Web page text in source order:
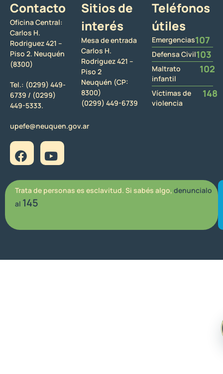
Contacto
Oficina Central:
Carlos H.
Rodriguez 421 –
Piso 2. Neuquén
(8300)
Tel.: (0299) 449-
6739 / (0299)
449-5333.
upefe@neuquen.gov.ar
Sitios de
interés
Mesa de entrada
Carlos H.
Rodriguez 421 –
Piso 2
Neuquén (CP:
8300)
(0299) 449-6739
Teléfonos
útiles
Emergencias107
Defensa Civil103
Maltrato
infantil
102
Víctimas de
violencia
148
Trata de personas es esclavitud. Si sabés algo, denuncialo
al 145